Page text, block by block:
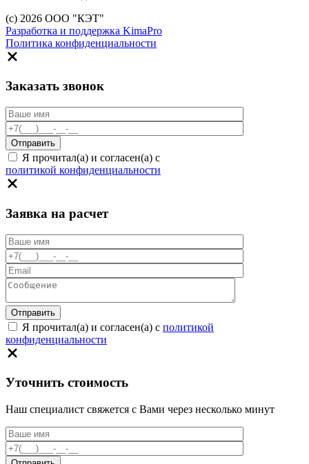
(c) 2026 ООО "КЭТ"
Разработка и поддержка KimaPro
Политика конфиденциальности
Заказать звонок
Я прочитал(а) и согласен(а) с
политикой конфиденциальности
Заявка на расчет
Я прочитал(а) и согласен(а) с политикой
конфиденциальности
Уточнить стоимость
Наш специалист свяжется с Вами через несколько минут